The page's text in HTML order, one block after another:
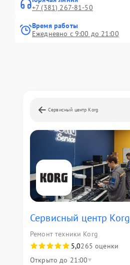
+7 (381) 267-81-50
Время работы
Ежедневно с 9:00 до 21:00
Сервисный центр Korg
Сервисный центр Korg
Ремонт техники Korg
5,0265 оценки
Открыто до 21:00